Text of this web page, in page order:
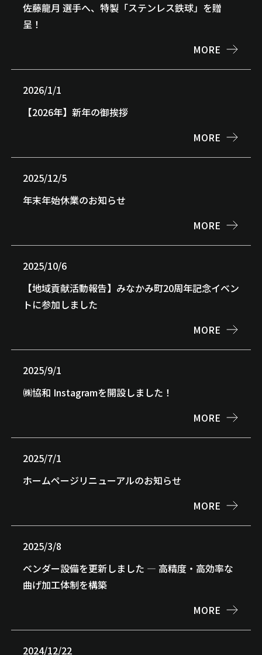
佐藤龍月 選手へ、特製「ステンレス鉄球」を贈
呈！
MORE
2026/1/1
【2026年】新年の御挨拶
MORE
2025/12/5
年末年始休業のお知らせ
MORE
2025/10/6
【地域貢献活動報告】みなかみ町20周年記念イベン
トに参加しました
MORE
2025/9/1
㈱協和 Instagramを開設しました！
MORE
2025/7/1
ホームページリニューアルのお知らせ
MORE
2025/3/8
ベンダー設備を更新しました ― 高精度・高効率な
曲げ加工体制を構築
MORE
2024/12/22